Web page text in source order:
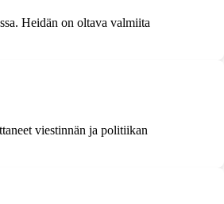
Heidän on oltava valmiita
viestinnän ja politiikan